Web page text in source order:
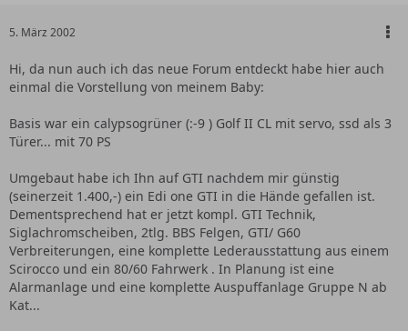
5. März 2002
Hi, da nun auch ich das neue Forum entdeckt habe hier auch
einmal die Vorstellung von meinem Baby:
Basis war ein calypsogrüner (:-9 ) Golf II CL mit servo, ssd als 3
Türer... mit 70 PS
Umgebaut habe ich Ihn auf GTI nachdem mir günstig
(seinerzeit 1.400,-) ein Edi one GTI in die Hände gefallen ist.
Dementsprechend hat er jetzt kompl. GTI Technik,
Siglachromscheiben, 2tlg. BBS Felgen, GTI/ G60
Verbreiterungen, eine komplette Lederausstattung aus einem
Scirocco und ein 80/60 Fahrwerk . In Planung ist eine
Alarmanlage und eine komplette Auspuffanlage Gruppe N ab
Kat...